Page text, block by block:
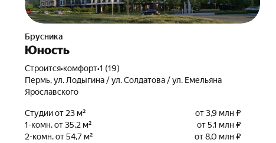
Брусника
Юность
Строится•комфорт•1 (19)
Пермь, ул. Лодыгина / ул. Солдатова / ул. Емельяна
Ярославского
Студии от 23 м²
от 3,9 млн ₽
1-комн. от 35,2 м²
от 5,1 млн ₽
2-комн. от 54,7 м²
от 8,0 млн ₽